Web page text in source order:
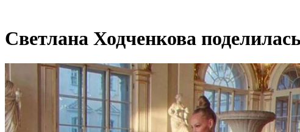
Светлана Ходченкова